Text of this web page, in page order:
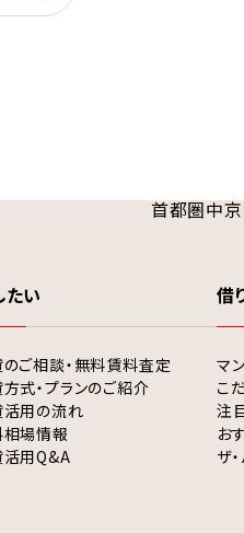
首都圏中
たい
ご相談・無料賃料査定
式・プランのご紹介
活用の流れ
場情報
活用Q&A
借
マ
こ
注
お
ザ